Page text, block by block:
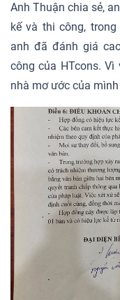
Anh Thuận chia sẻ,
kế và thi công,
anh đã đánh giá
công của HTcons.
nhà mơ ước của